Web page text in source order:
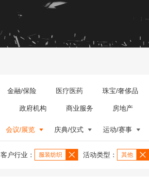
金融/保险 医疗医药 珠宝/奢侈品
政府机构 商业服务 房地产
会议/展览 庆典/仪式 运动/赛事
客户行业： 服装纺织 活动类型： 其他